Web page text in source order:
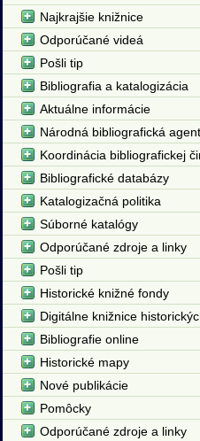
Najkrajšie knižnice
Odporúčané videá
Pošli tip
Bibliografia a katalogizácia
Aktuálne informácie
Národná bibliografická
Koordinácia bibliografickej
Bibliografické databázy
Katalogizačná politika
Súborné katalógy
Odporúčané zdroje a linky
Pošli tip
Historické knižné fondy
Digitálne knižnice
Bibliografie online
Historické mapy
Nové publikácie
Pomôcky
Odporúčané zdroje a linky